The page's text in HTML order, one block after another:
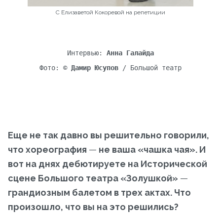
С Елизаветой Кокоревой на репетиции
Интервью: Анна Галайда
Фото: © Дамир Юсупов / Большой театр
Еще не так давно вы решительно говорили,
что хореография — не ваша «чашка чая». И
вот на днях дебютируете на Исторической
сцене Большого театра «Золушкой» —
грандиозным балетом в трех актах. Что
произошло, что вы на это решились?